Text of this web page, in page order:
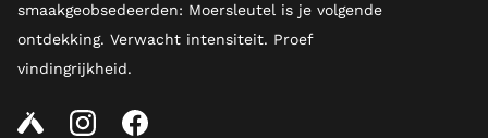
smaakgeobsedeerden: Moersleutel is je volgende
ontdekking. Verwacht intensiteit. Proef
vindingrijkheid.